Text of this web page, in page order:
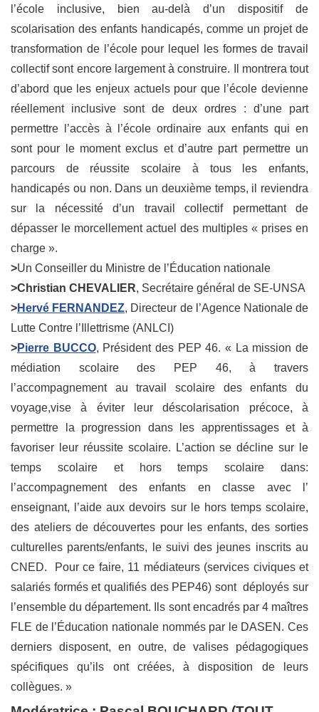
l’école inclusive, bien au-delà d’un dispositif de
scolarisation des enfants handicapés, comme un projet de
transformation de l’école pour lequel les formes de travail
collectif sont encore largement à construire. Il montrera tout
d’abord que les enjeux actuels pour que l’école devienne
réellement inclusive sont de deux ordres : d’une part
permettre l’accès à l’école ordinaire aux enfants qui en
sont pour le moment exclus et d’autre part permettre un
parcours de réussite scolaire à tous les enfants,
handicapés ou non. Dans un deuxième temps, il reviendra
sur la nécessité d’un travail collectif permettant de
dépasser le morcellement actuel des multiples « prises en
charge ».
>Un Conseiller du Ministre de l’Éducation nationale
>Christian CHEVALIER, Secrétaire général de SE-UNSA
>Hervé FERNANDEZ, Directeur de l’Agence Nationale de
Lutte Contre l’Illettrisme (ANLCI)
>Pierre BUCCO, Président des PEP 46. « La mission de
médiation scolaire des PEP 46, à travers
l’accompagnement au travail scolaire des enfants du
voyage,vise à éviter leur déscolarisation précoce, à
permettre la progression dans les apprentissages et à
favoriser leur réussite scolaire. L’action se décline sur le
temps scolaire et hors temps scolaire dans:
l’accompagnement des enfants en classe avec l’
enseignant, l’aide aux devoirs sur le hors temps scolaire,
des ateliers de découvertes pour les enfants, des sorties
culturelles parents/enfants, le suivi des jeunes inscrits au
CNED. Pour ce faire, 11 médiateurs (services civiques et
salariés formés et qualifiés des PEP46) sont déployés sur
l’ensemble du département. Ils sont encadrés par 4 maîtres
FLE de l’Éducation nationale nommés par le DASEN. Ces
derniers disposent, en outre, de valises pédagogiques
spécifiques qu’ils ont créées, à disposition de leurs
collègues. »